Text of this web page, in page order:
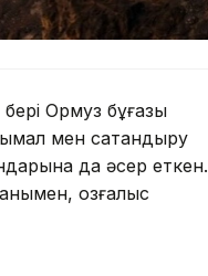
Ормуз бұғазы
мен сақтандыру
да әсер еткен.
қозғалыс